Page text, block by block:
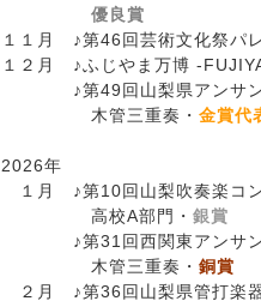
優良賞
１１月 ♪第46回芸術文化祭パ
１２月 ♪ふじやま万博 -
♪第49回山梨県アンサン
木管三重奏・ 金賞代
2026年
１月 ♪第10回山梨吹奏楽コ
高校A部門・ 銀賞
♪第31回西関東アンサン
木管三重奏・ 銅賞
２月 ♪第36回山梨県管打楽器